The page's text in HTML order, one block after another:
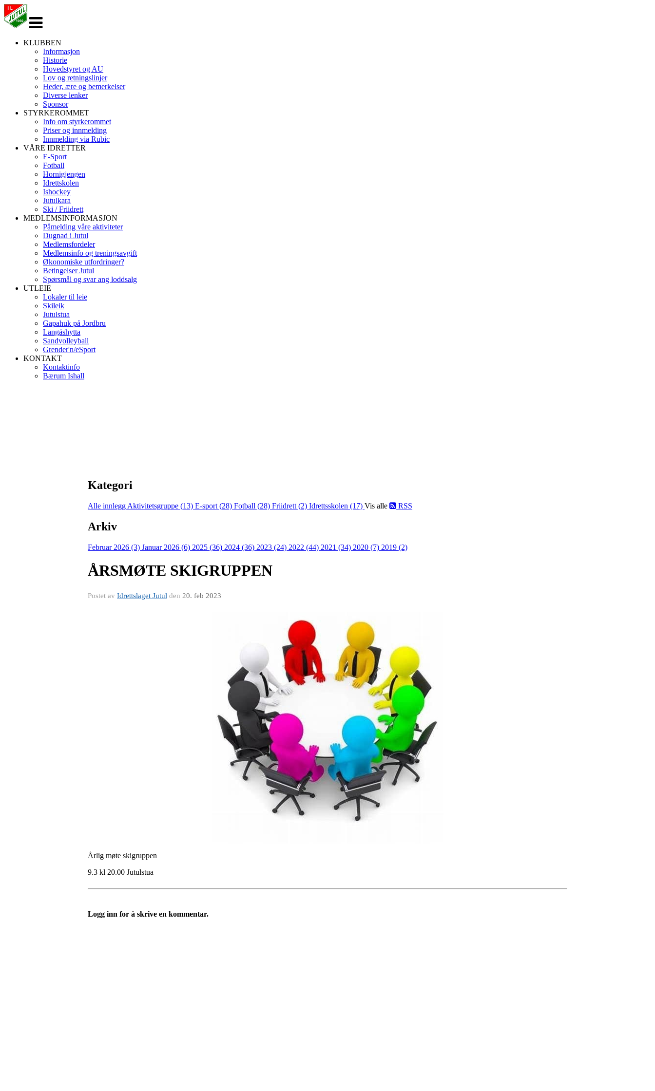
navigasjon
KLUBBEN
Informasjon
Historie
Hovedstyret og AU
Lov og retningslinjer
Heder, ære og bemerkelser
Diverse lenker
Sponsor
STYRKEROMMET
Info om styrkerommet
Priser og innmelding
Innmelding via Rubic
VÅRE IDRETTER
E-Sport
Fotball
Hornigjengen
Idrettskolen
Ishockey
Jutulkara
Ski / Friidrett
MEDLEMSINFORMASJON
Påmelding våre aktiviteter
Dugnad i Jutul
Medlemsfordeler
Medlemsinfo og treningsavgift
Økonomiske utfordringer?
Betingelser Jutul
Spørsmål og svar ang loddsalg
UTLEIE
Lokaler til leie
Skileik
Jutulstua
Gapahuk på Jordbru
Langåshytta
Sandvolleyball
Grender'n/eSport
KONTAKT
Kontaktinfo
Bærum Ishall
Kategori
Alle innlegg Aktivitetsgruppe (13) E-sport (28) Fotball (28) Friidrett (2) Idrettsskolen (17) Vis alle RSS
Arkiv
Februar 2026 (3) Januar 2026 (6) 2025 (36) 2024 (36) 2023 (24) 2022 (44) 2021 (34) 2020 (7) 2019 (2)
ÅRSMØTE SKIGRUPPEN
Postet av Idrettslaget Jutul den 20. feb 2023
Årlig møte skigruppen
9.3 kl 20.00 Jutulstua
Logg inn for å skrive en kommentar.